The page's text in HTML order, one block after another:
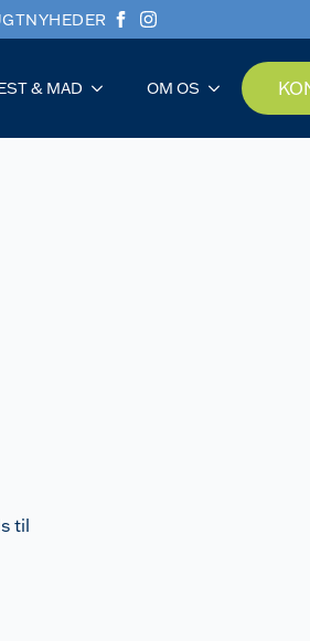
NYHEDER
& MAD OM OS
til